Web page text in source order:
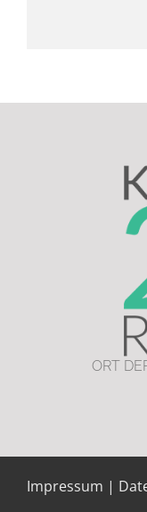
ORT
Impressum |